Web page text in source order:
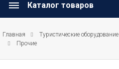
Каталог товаров
Главная Туристические оборудование
Прочие